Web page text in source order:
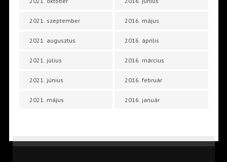
2021. szeptember
2021. augusztus
2021. július
2021. június
2021. május
2016. május
2016. április
2016. március
2016. február
2016. január